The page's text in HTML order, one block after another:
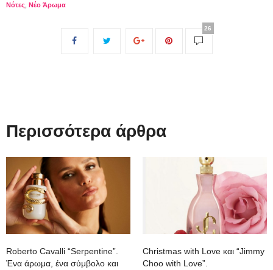
Νότες Νέο Άρωμα
26
Περισσότερα άρθρα
Roberto Cavalli “Serpentine”.
Ένα άρωμα, ένα σύμβολο και
Christmas with Love και “Jimmy
Choo with Love”.